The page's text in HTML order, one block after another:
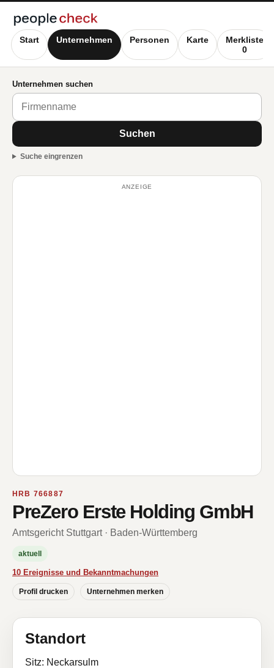
Start Unternehmen Personen Karte
Merkliste
0
Unternehmen suchen
Suchen
Suche eingrenzen
ANZEIGE
HRB 766887
PreZero Erste Holding GmbH
Amtsgericht Stuttgart · Baden-Württemberg
aktuell
10 Ereignisse und Bekanntmachungen
Profil drucken Unternehmen merken
Standort
Sitz: Neckarsulm